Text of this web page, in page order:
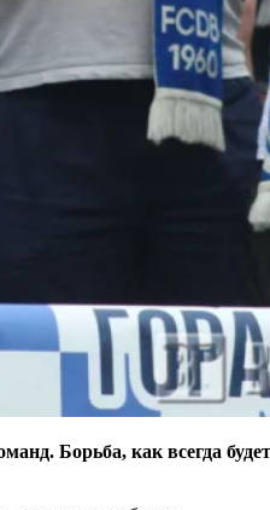
Борьба, как всегда